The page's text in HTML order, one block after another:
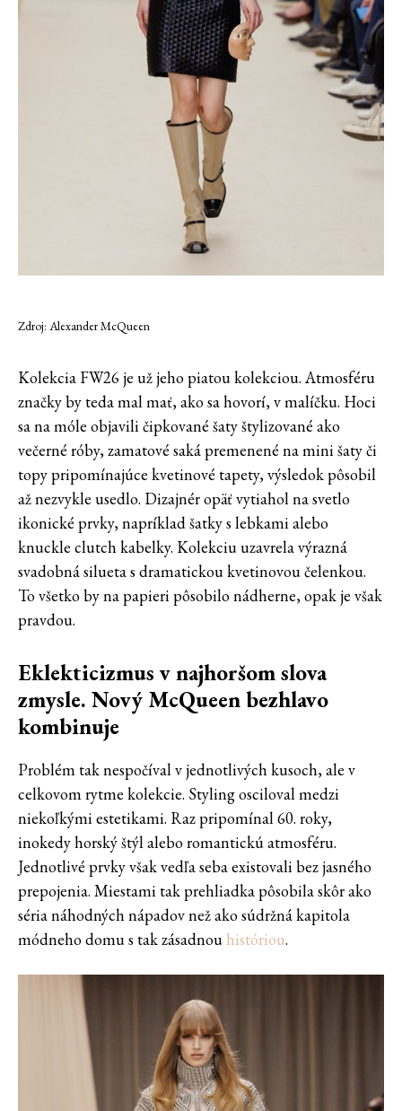
Zdroj: Alexander McQueen
Kolekcia FW26 je už jeho piatou kolekciou. Atmosféru
značky by teda mal mať, ako sa hovorí, v malíčku. Hoci
sa na móle objavili čipkované šaty štylizované ako
večerné róby, zamatové saká premenené na mini šaty či
topy pripomínajúce kvetinové tapety, výsledok pôsobil
až nezvykle usedlo. Dizajnér opäť vytiahol na svetlo
ikonické prvky, napríklad šatky s lebkami alebo
knuckle clutch kabelky. Kolekciu uzavrela výrazná
svadobná silueta s dramatickou kvetinovou čelenkou.
To všetko by na papieri pôsobilo nádherne, opak je však
pravdou.
Eklekticizmus v najhoršom slova
zmysle. Nový McQueen bezhlavo
kombinuje
Problém tak nespočíval v jednotlivých kusoch, ale v
celkovom rytme kolekcie. Styling osciloval medzi
niekoľkými estetikami. Raz pripomínal 60. roky,
inokedy horský štýl alebo romantickú atmosféru.
Jednotlivé prvky však vedľa seba existovali bez jasného
prepojenia. Miestami tak prehliadka pôsobila skôr ako
séria náhodných nápadov než ako súdržná kapitola
módneho domu s tak zásadnou históriou.